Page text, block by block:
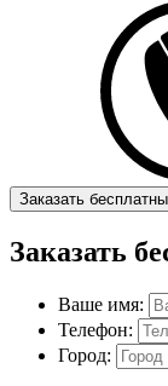
Заказать
Заказать
Ваше имя:
Телефон:
Город: